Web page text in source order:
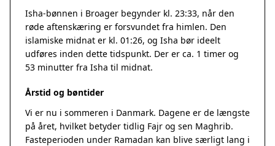
Isha-bønnen i Broager begynder kl. 23:33, når den
røde aftenskæring er forsvundet fra himlen. Den
islamiske midnat er kl. 01:26, og Isha bør ideelt
udføres inden dette tidspunkt. Der er ca. 1 timer og
53 minutter fra Isha til midnat.
Årstid og bøntider
Vi er nu i sommeren i Danmark. Dagene er de længste
på året, hvilket betyder tidlig Fajr og sen Maghrib.
Fasteperioden under Ramadan kan blive særligt lang i